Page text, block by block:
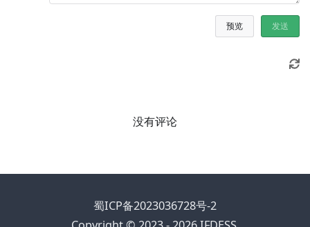
预览 发送
没有评论
蜀ICP备2023036728号-2